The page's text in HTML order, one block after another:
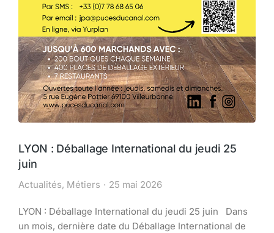
LYON : Déballage International du jeudi 25
juin
Actualités, Métiers 25 mai 2026
LYON : Déballage International du jeudi 25 juin Dans
un mois, dernière date du Déballage International de